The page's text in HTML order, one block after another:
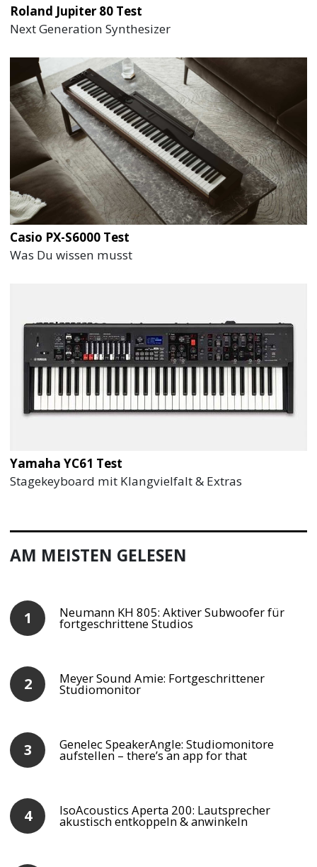
Roland Jupiter 80 Test
Next Generation Synthesizer
Casio PX-S6000 Test
Was Du wissen musst
Yamaha YC61 Test
Stagekeyboard mit Klangvielfalt & Extras
AM MEISTEN GELESEN
Neumann KH 805: Aktiver Subwoofer für
fortgeschrittene Studios
Meyer Sound Amie: Fortgeschrittener
Studiomonitor
Genelec SpeakerAngle: Studiomonitore
aufstellen – there’s an app for that
IsoAcoustics Aperta 200: Lautsprecher
akustisch entkoppeln & anwinkeln